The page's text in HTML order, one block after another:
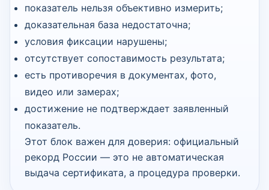
показатель нельзя объективно измерить;
доказательная база недостаточна;
условия фиксации нарушены;
отсутствует сопоставимость результата;
есть противоречия в документах, фото,
видео или замерах;
достижение не подтверждает заявленный
показатель.
Этот блок важен для доверия: официальный
рекорд России — это не автоматическая
выдача сертификата, а процедура проверки.